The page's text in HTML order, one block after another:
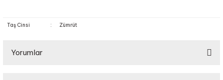
Taş Cinsi : Zümrüt
Yorumlar